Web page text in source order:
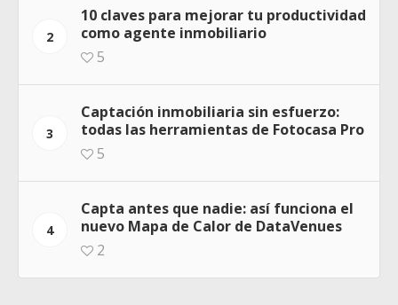
2
10 claves para mejorar tu productividad
como agente inmobiliario
5
3
Captación inmobiliaria sin esfuerzo:
todas las herramientas de Fotocasa Pro
5
4
Capta antes que nadie: así funciona el
nuevo Mapa de Calor de DataVenues
2